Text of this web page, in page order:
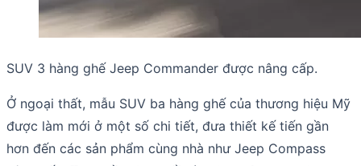
SUV 3 hàng ghế Jeep Commander được nâng cấp.
Ở ngoại thất, mẫu SUV ba hàng ghế của thương hiệu Mỹ
được làm mới ở một số chi tiết, đưa thiết kế tiến gần
hơn đến các sản phẩm cùng nhà như Jeep Compass